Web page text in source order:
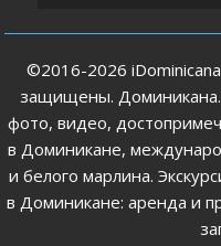
©2016-2026
защищены. Доминикана.
фото, видео,
в Доминикане,
и белого марлина.
в Доминикане: аренда и